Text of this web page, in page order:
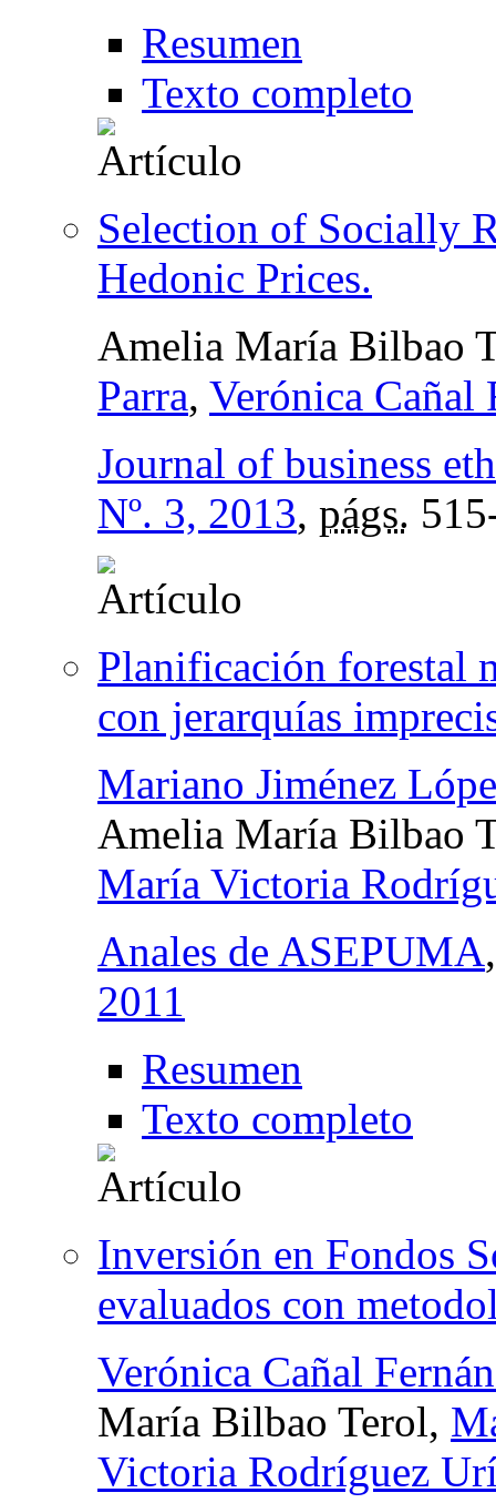
Resumen
Texto completo
Selection of Socially
Hedonic Prices.
Amelia María Bilbao
Parra, Verónica Cañal
Journal of business
Nº. 3, 2013, págs.
Planificación forestal
con jerarquías
Mariano Jiménez
Amelia María Bilbao
María Victoria
Anales de ASEPUMA
2011
Resumen
Texto completo
Inversión en Fondos
evaluados con
Verónica Cañal
María Bilbao Terol,
Victoria Rodríguez